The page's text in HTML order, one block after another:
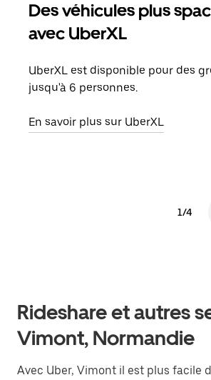
Des véhicules plus
avec UberXL
UberXL est disponible pour des
jusqu'à 6 personnes.
En savoir plus sur UberXL
1/4
Rideshare et autres
Vimont, Normandie
Avec Uber, Vimont il est plus facile